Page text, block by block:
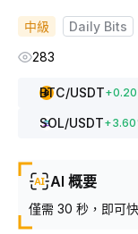
中級
Daily Bits
283
BTC/USDT+0.20
SOL/USDT+3.60
AI 概要
僅需 30 秒，即可